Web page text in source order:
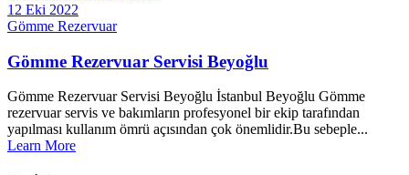
12 Eki 2022
Gömme Rezervuar
Gömme Rezervuar Servisi Beyoğlu
Gömme Rezervuar Servisi Beyoğlu İstanbul Beyoğlu Gömme
rezervuar servis ve bakımların profesyonel bir ekip tarafından
yapılması kullanım ömrü açısından çok önemlidir.Bu sebeple...
Learn More